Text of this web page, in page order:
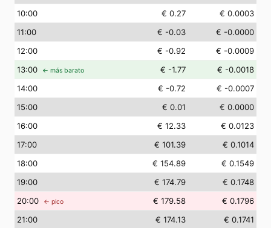
10:00 € 0.27
€ 0.0003
11:00 € -0.03
€ -0.0000
12:00 € -0.92
€ -0.0009
13:00 ← más barato € -1.77
€ -0.0018
14:00 € -0.72
€ -0.0007
15:00 € 0.01
€ 0.0000
16:00 € 12.33
€ 0.0123
17:00 € 101.39
€ 0.1014
18:00 € 154.89
€ 0.1549
19:00 € 174.79
€ 0.1748
20:00 ← pico € 179.58
€ 0.1796
21:00 € 174.13
€ 0.1741